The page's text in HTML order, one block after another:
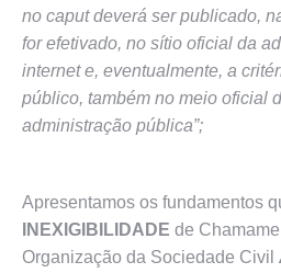
no caput deverá ser publicado,
for efetivado, no sítio oficial da
internet e, eventualmente, a
público, também no meio oficial
administração pública”;
Apresentamos os fundamentos
INEXIGIBILIDADE de
Organização da Sociedade Civil